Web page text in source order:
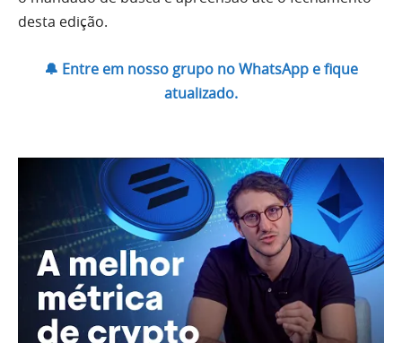
desta edição.
🔔 Entre em nosso grupo no WhatsApp e fique
atualizado.